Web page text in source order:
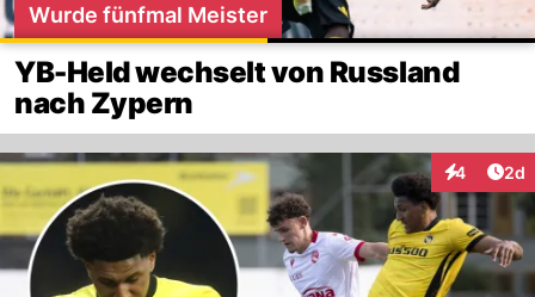
Wurde fünfmal Meister
YB-Held wechselt von Russland
nach Zypern
4 2d